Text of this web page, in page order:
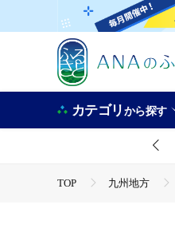
カテゴリから探す
TOP 九州地方